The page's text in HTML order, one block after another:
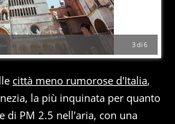
3di6
città meno rumorose d'Italia,
la più inquinata per quanto
di PM 2.5 nell'aria, con una